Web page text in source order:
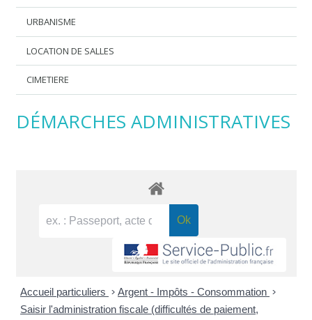
URBANISME
LOCATION DE SALLES
CIMETIERE
DÉMARCHES ADMINISTRATIVES
Accueil particuliers > Argent - Impôts - Consommation >
Saisir l'administration fiscale (difficultés de paiement,